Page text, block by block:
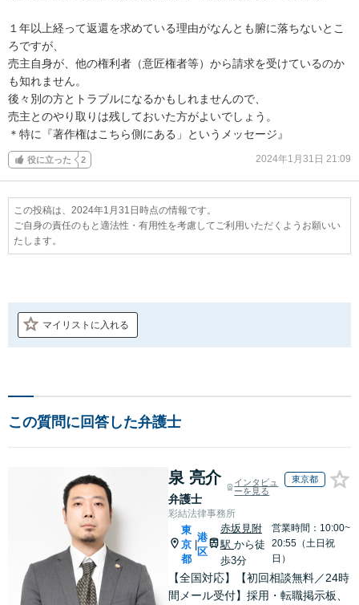
１年以上経って返還を求めている理由がなんとも腑に落ちないとこ
ろですが、
売主自身が、他の権利者（意匠権者等）から請求を受けているのか
も知れません。
後々別の方とトラブルになるかもしれませんので、
売主とのやり取りは残しておいた方がよいでしょう。
＊特に『著作権はこちら側にある」というメッセージ』
役に立った 2 2024年1月31日 21:09
この投稿は、2024年1月31日時点の情報です。
ご自身の責任のもと適法性・有用性を考慮してご利用いただくようお願いい
たします。
マイリストに入れる
この質問に回答した弁護士
泉 亮介
弁護士
インタビュ
ーを見る
東京都
彩結法律事務所
東
京
都
港
区
赤坂見附
駅 から徒
歩3分
営業時間：10:00~
20:55（土日祝
日）
【全国対応】【初回相談無料／24時
間メール受付】採用・転職掲示板、